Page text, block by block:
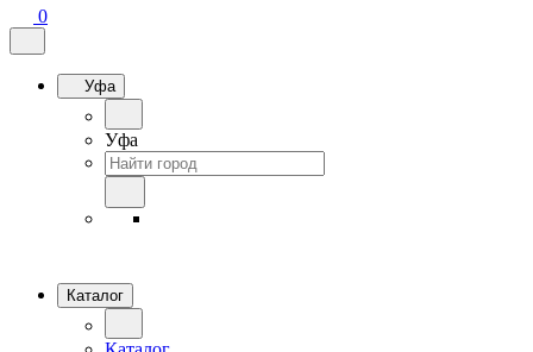
0
Уфа
Уфа
Каталог